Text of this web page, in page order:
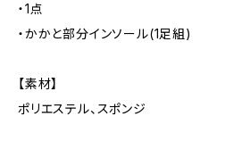
・1点
・かかと部分インソール(1足組)
【素材】
ポリエステル、スポンジ